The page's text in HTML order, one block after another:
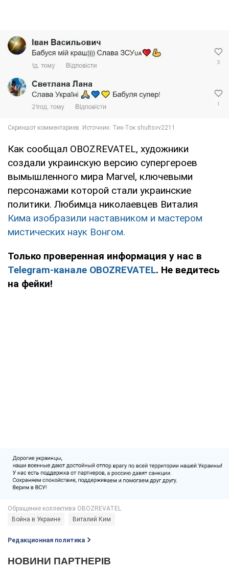
Как сообщал OBOZREVATEL, художники
создали украинскую версию супергероев
вымышленного мира Marvel, ключевыми
персонажами которой стали украинские
политики. Любимца николаевцев Виталия
Кима изобразили наставником и мастером
мистических наук Вонгом.
Только проверенная информация у нас в
Telegram-канале OBOZREVATEL. Не ведитесь
на фейки!
Война в Украине Виталий Ким
Редакционная политика